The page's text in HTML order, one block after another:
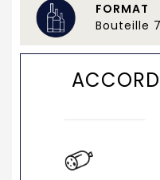
FORMAT
Bouteille